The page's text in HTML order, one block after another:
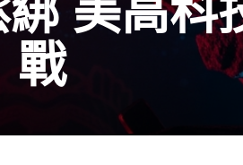
戰